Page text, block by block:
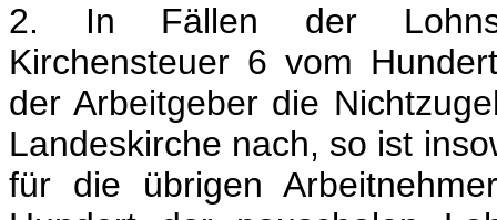
2. In Fällen der
Kirchensteuer 6 vom
der Arbeitgeber die
Landeskirche nach, so ist
für die übrigen